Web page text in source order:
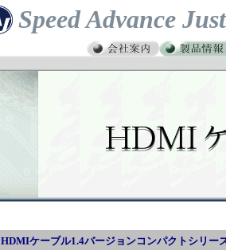
Speed Advance
HDMIケーブル1.4バージョンコンパクトシリー